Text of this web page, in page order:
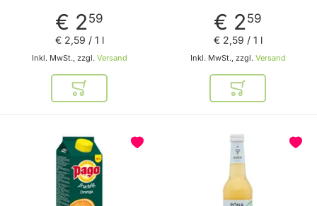
€ 259
Inkl. MwSt., zzgl. Versand
€ 2,59 / 1 l
In den Warenkorb
€ 259
Inkl. MwSt., zzgl. Versand
€ 2,59 / 1 l
In den